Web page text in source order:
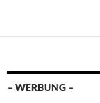
– WERBUNG –